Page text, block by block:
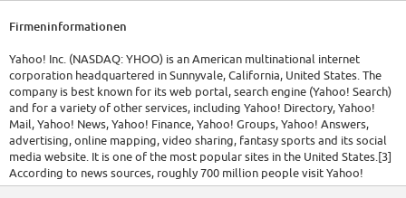
Firmeninformationen
Yahoo! Inc. (NASDAQ: YHOO) is an American multinational internet
corporation headquartered in Sunnyvale, California, United States. The
company is best known for its web portal, search engine (Yahoo! Search)
and for a variety of other services, including Yahoo! Directory, Yahoo!
Mail, Yahoo! News, Yahoo! Finance, Yahoo! Groups, Yahoo! Answers,
advertising, online mapping, video sharing, fantasy sports and its social
media website. It is one of the most popular sites in the United States.[3]
According to news sources, roughly 700 million people visit Yahoo!
websites every month.[4][5] Yahoo itself claims it attracts "more than half